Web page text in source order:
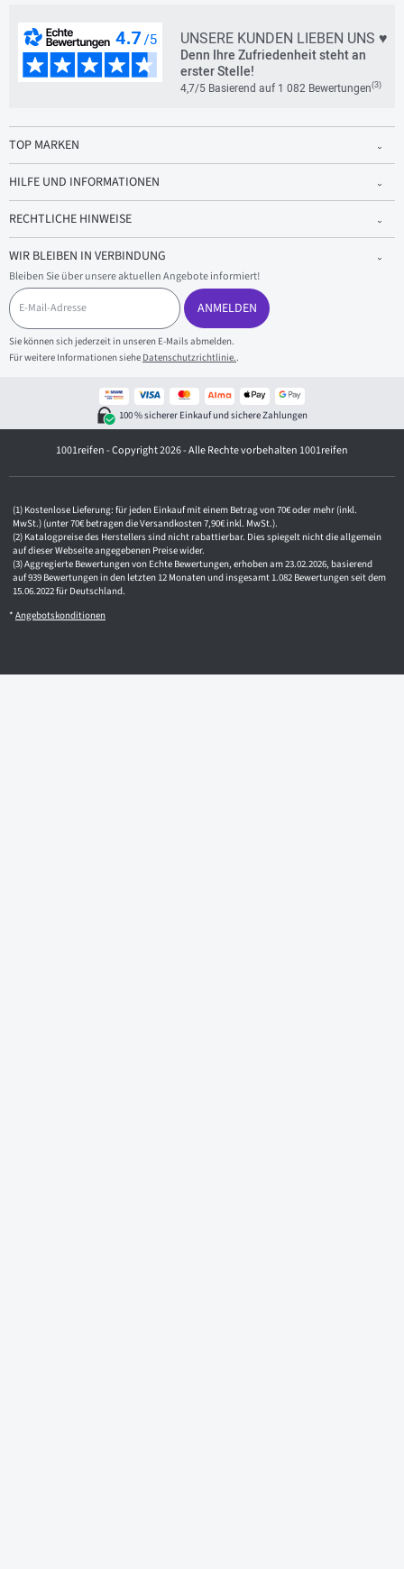
UNSERE KUNDEN LIEBEN UNS ♥
Denn Ihre Zufriedenheit steht an
erster Stelle!
4,7/5 Basierend auf 1 082 Bewertungen(3)
TOP MARKEN
HILFE UND INFORMATIONEN
RECHTLICHE HINWEISE
WIR BLEIBEN IN VERBINDUNG
Bleiben Sie über unsere aktuellen Angebote informiert!
E
-
M
a
i
l
e
ANMELDEN
Sie können sich jederzeit in unseren E-Mails abmelden.
Für weitere Informationen siehe Datenschutzrichtlinie..
100 % sicherer Einkauf und sichere Zahlungen
1001reifen - Copyright 2026 - Alle Rechte vorbehalten 1001reifen
Kostenlose Lieferung: für jeden Einkauf mit einem Betrag von 70€ oder mehr (inkl.
MwSt.) (unter 70€ betragen die Versandkosten 7,90€ inkl. MwSt.).
Katalogpreise des Herstellers sind nicht rabattierbar. Dies spiegelt nicht die allgemein
auf dieser Webseite angegebenen Preise wider.
Aggregierte Bewertungen von Echte Bewertungen, erhoben am 23.02.2026, basierend
auf 939 Bewertungen in den letzten 12 Monaten und insgesamt 1.082 Bewertungen seit dem
15.06.2022 für Deutschland.
* Angebotskonditionen